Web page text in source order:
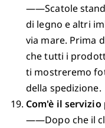
——Scatole
di legno e altri
via mare. Prima
che tutti i
ti mostreremo
della spedizione.
Com'è il
——Dopo che il